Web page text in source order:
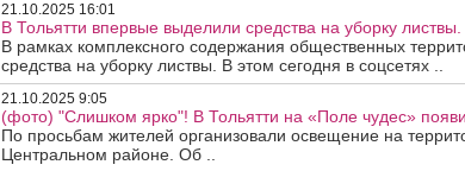
21.10.2025 16:01
В Тольятти впервые выделили средства на уборку листвы.
В рамках комплексного содержания общественных
средства на уборку листвы. В этом сегодня в соцсетях ..
21.10.2025 9:05
(фото) "Слишком ярко"! В Тольятти на «Поле чудес»
По просьбам жителей организовали освещение на
Центральном районе. Об ..